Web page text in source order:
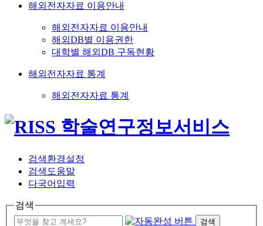
해외전자자료 이용안내
해외전자자료 이용안내
해외DB별 이용권한
대학별 해외DB 구독현황
해외전자자료 통계
해외전자자료 통계
검색환경설정
검색도움말
다국어입력
검색
검색